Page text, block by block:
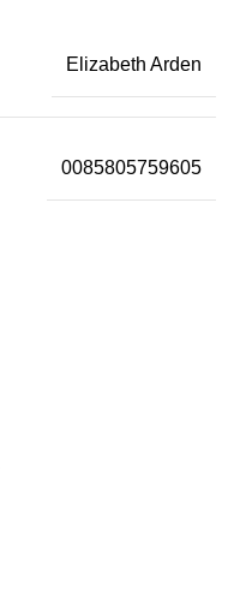
Elizabeth Arden
0085805759605